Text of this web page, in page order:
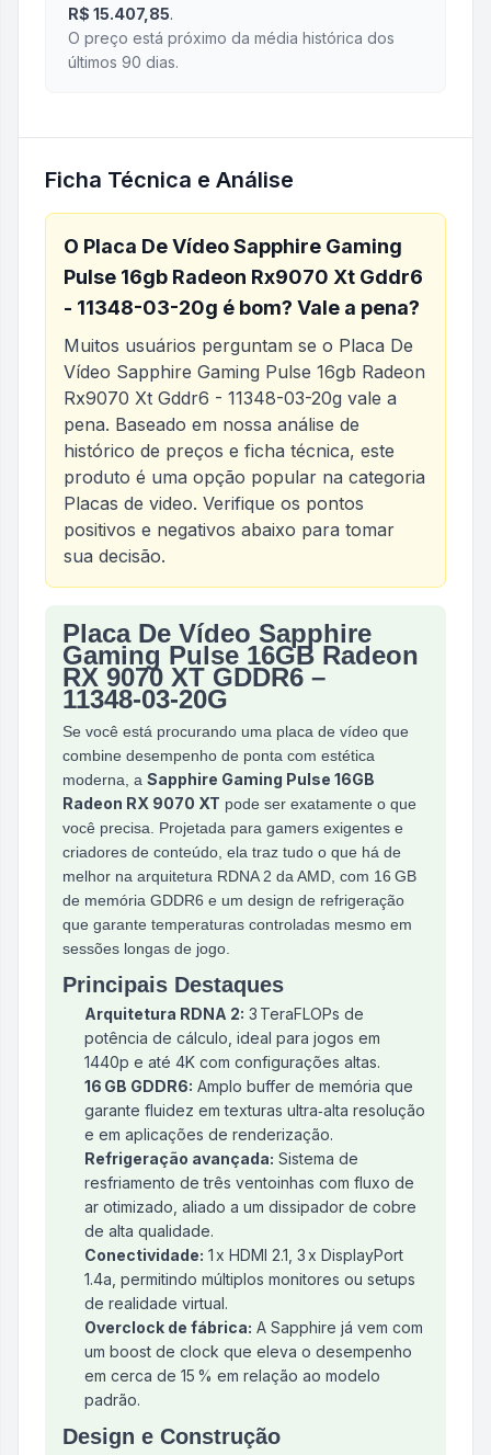
R$ 15.407,85.
O preço está próximo da média histórica dos
últimos 90 dias.
Ficha Técnica e Análise
O Placa De Vídeo Sapphire Gaming
Pulse 16gb Radeon Rx9070 Xt Gddr6
- 11348-03-20g é bom? Vale a pena?
Muitos usuários perguntam se o Placa De
Vídeo Sapphire Gaming Pulse 16gb Radeon
Rx9070 Xt Gddr6 - 11348-03-20g vale a
pena. Baseado em nossa análise de
histórico de preços e ficha técnica, este
produto é uma opção popular na categoria
Placas de video. Verifique os pontos
positivos e negativos abaixo para tomar
sua decisão.
Análise do produtoPlaca De Vídeo Sapphire
Placa De Vídeo Sapphire
Gaming Pulse 16GB Radeon
RX 9070 XT GDDR6 –
11348‑03‑20G
Se você está procurando uma placa de vídeo que
combine desempenho de ponta com estética
moderna, a Sapphire Gaming Pulse 16GB
Radeon RX 9070 XT pode ser exatamente o que
você precisa. Projetada para gamers exigentes e
criadores de conteúdo, ela traz tudo o que há de
melhor na arquitetura RDNA 2 da AMD, com 16 GB
de memória GDDR6 e um design de refrigeração
que garante temperaturas controladas mesmo em
sessões longas de jogo.
Principais Destaques
Arquitetura RDNA 2: 3 TeraFLOPs de
potência de cálculo, ideal para jogos em
1440p e até 4K com configurações altas.
16 GB GDDR6: Amplo buffer de memória que
garante fluidez em texturas ultra‑alta resolução
e em aplicações de renderização.
Refrigeração avançada: Sistema de
resfriamento de três ventoinhas com fluxo de
ar otimizado, aliado a um dissipador de cobre
de alta qualidade.
Conectividade: 1 x HDMI 2.1, 3 x DisplayPort
1.4a, permitindo múltiplos monitores ou setups
de realidade virtual.
Overclock de fábrica: A Sapphire já vem com
um boost de clock que eleva o desempenho
em cerca de 15 % em relação ao modelo
padrão.
Design e Construção